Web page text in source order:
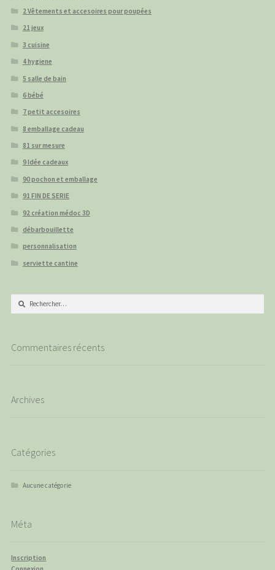
2 Vêtements et accesoires pour poupées
21 jeux
3 cuisine
4 hygiene
5 salle de bain
6 bébé
7 petit accesoires
8 emballage cadeau
81 sur mesure
9 Idée cadeaux
90 pochon et emballage
91 FIN DE SERIE
92 création médoc 3D
débarbouillette
personnalisation
serviette cantine
Rechercher :
Commentaires récents
Archives
Catégories
Aucune catégorie
Méta
Inscription